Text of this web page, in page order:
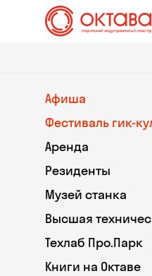
Афиша
Фестиваль гик-
Аренда
Резиденты
Музей станка
Высшая
Техлаб Про.Парк
Книги на Октаве